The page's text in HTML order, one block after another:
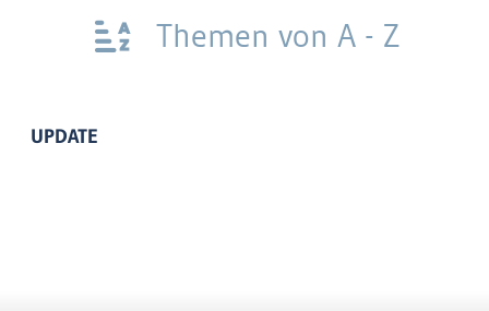
Themen von A - Z
UPDATE